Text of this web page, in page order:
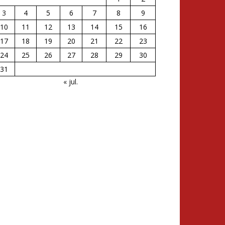
3
4 5 6 7 8
9
10
11 12 13 14 15
16
17
18 19 20 21 22
23
24
25 26 27 28 29
30
31
« jul.